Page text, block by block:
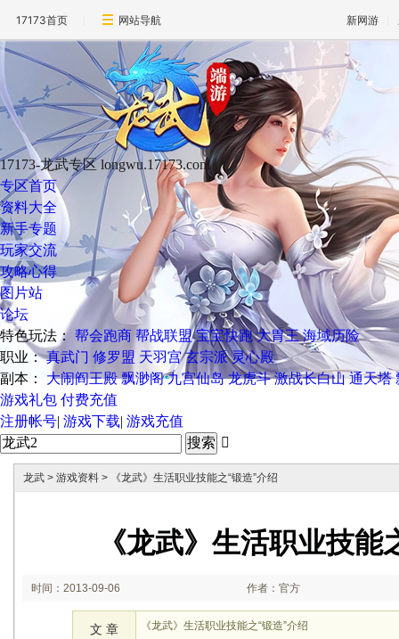
17173首页 网站导航 新网游
17173-龙武专区 longwu.17173.com
专区首页
资料大全
新手专题
玩家交流
攻略心得
图片站
论坛
特色玩法： 帮会跑商 帮战联盟 宝宝快跑 大胃王 海域历险
职业： 真武门 修罗盟 天羽宫 玄宗派 灵心殿
副本：
大闹阎王殿 飘渺阁 九宫仙岛 龙虎斗 激战长白山 通天塔
游戏礼包 付费充值
注册帐号| 游戏下载| 游戏充值

龙武 > 游戏资料 > 《龙武》生活职业技能之“锻造”介绍
《龙武》生活职业技能
时间：2013-09-06
10:39:00
作者：官方
文 章
《龙武》生活职业技能之“锻造”介绍